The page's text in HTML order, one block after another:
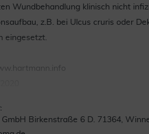
Wundbehandlung klinisch nicht
z.B. bei Ulcus cruris oder
eingesetzt.
GmbH Birkenstraße 6 D. 71364,